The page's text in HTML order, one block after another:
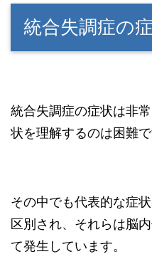
統合失調症の
統合失調症の症状は非
状を理解するのは困難で
その中でも代表的な症
区別され、それらは脳
て発生しています。